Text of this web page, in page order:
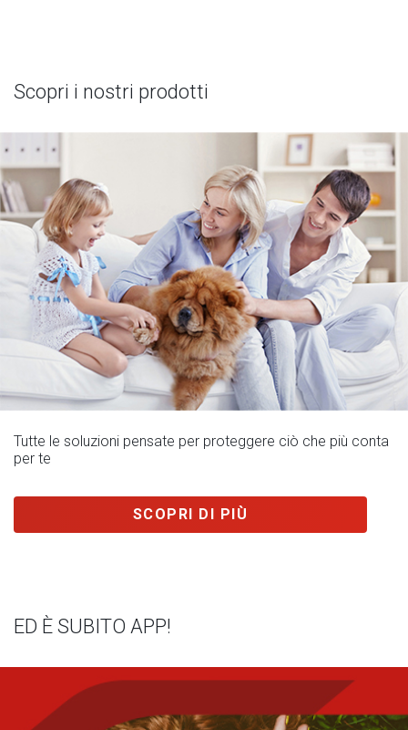
Scopri i nostri prodotti
Tutte le soluzioni pensate per proteggere ciò che più conta
per te
SCOPRI DI PIÙ
ED È SUBITO APP!